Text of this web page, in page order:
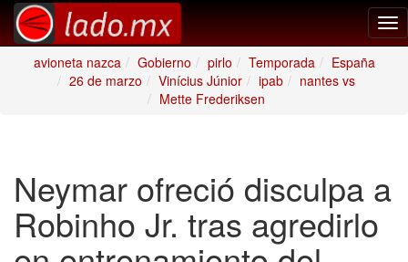
avioneta nazca
Gobierno pirlo Temporada
España
26 de marzo
Vinícius Júnior ipab
nantes vs
Mette Frederiksen
Neymar ofreció disculpa a
Robinho Jr. tras agredirlo